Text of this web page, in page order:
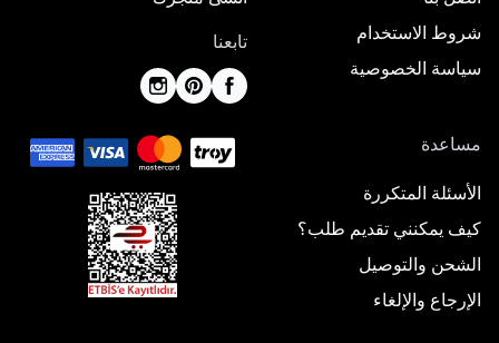
شروط الاستخدام
سياسة الخصوصية
تابعنا
مساعدة
الأسئلة المتكررة
كيف يمكنني تقديم طلب؟
الشحن والتوصيل
الإرجاع والإلغاء